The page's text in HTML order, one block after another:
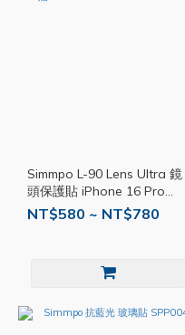
Simmpo L-90 Lens Ultra 鏡
頭保護貼 iPhone 16 Pro
Max 14 SPP008
NT$580 ~ NT$780